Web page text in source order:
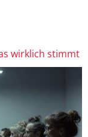
wirklich stimmt